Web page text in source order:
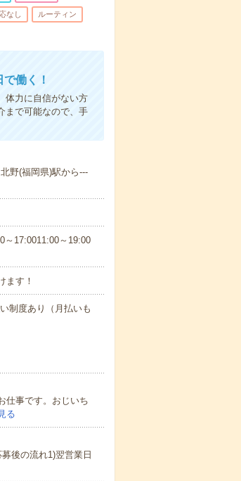
なし ルーティン
働く！
体力に自信がない方
まで可能なので、手
野(福岡県)駅から---
17:0011:00～19:00
す！
制度あり（月払いも
仕事です。おじいち
る
後の流れ1)翌営業日